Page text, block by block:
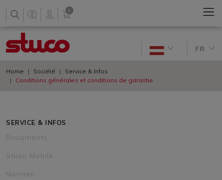
0
FR
Home Société
Service & Infos
Conditions générales et conditions de garantie
SERVICE & INFOS
Documents
Stuco Mobile
Normen